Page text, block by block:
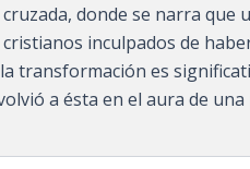
donde se narra que
inculpados de
transfor­mación es
a ésta en el aura de